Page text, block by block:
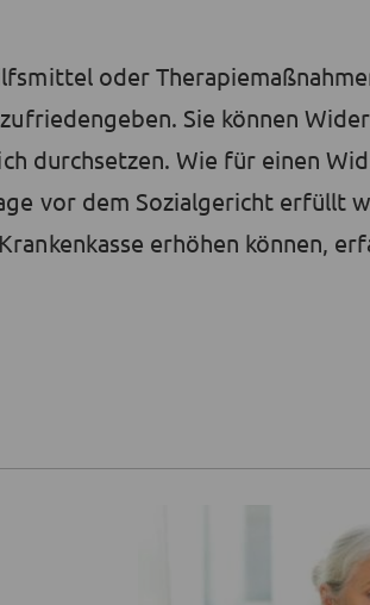
oder
Sie können
durchsetzen. Wie für einen
vor dem Sozialgericht erfüllt
erhöhen können,